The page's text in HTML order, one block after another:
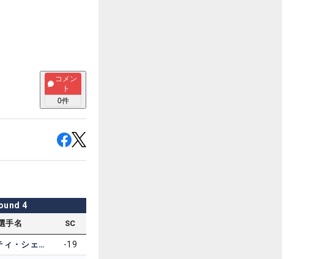
コメン
ト
0件
4
手名 SC
スコッティ・シェフラー -19